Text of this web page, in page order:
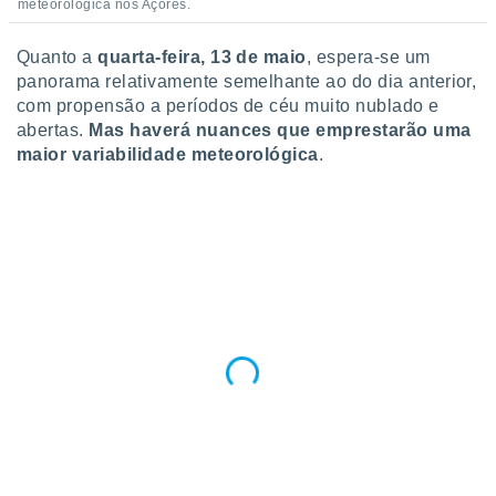
através
meteorológica nos Açores.
Quanto aquarta-feira, 13 de maio, espera-se um
panorama relativamente semelhante ao do dia anterior,
com propensão a períodos de céu muito nublado e
abertas. Mas haverá nuances que emprestarão uma
maior variabilidade meteorológica.